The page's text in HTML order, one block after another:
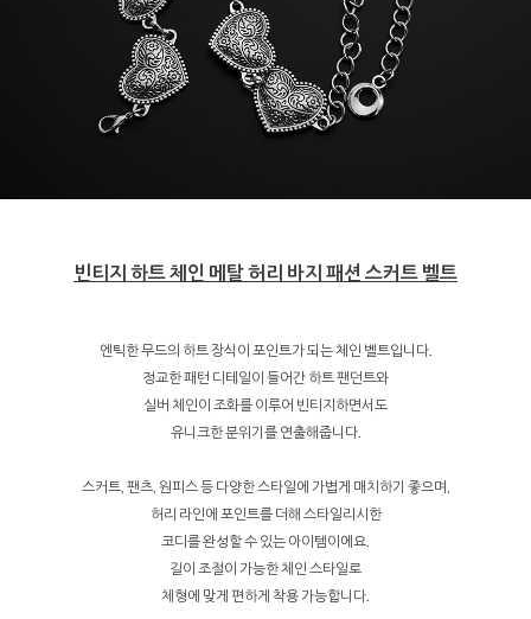
빈티지 하트 체인 메탈 허리 바지 패션 스커트 벨트
엔틱한 무드의 하트 장식이 포인트가 되는 체인 벨트입니다.
정교한 패턴 디테일이 들어간 하트 팬던트와
실버 체인이 조화를 이루어 빈티지하면서도
유니크한 분위기를 연출해줍니다.
스커트, 팬츠, 원피스 등 다양한 스타일에 가볍게 매치하기 좋으며,
허리 라인에 포인트를 더해 스타일리시한
코디를 완성할 수 있는 아이템이에요.
길이 조절이 가능한 체인 스타일로
체형에 맞게 편하게 착용 가능합니다.